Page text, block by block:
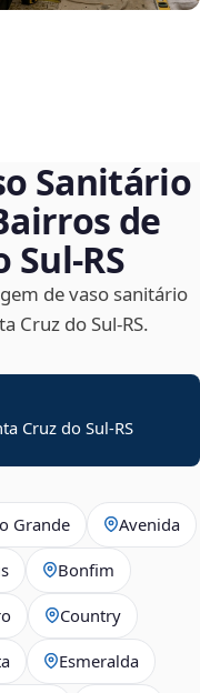
Sanitário
de
de vaso sanitário
Cruz do Sul‑RS.
Cruz do Sul-RS
Grande Avenida
Bonfim
Country
Esmeralda